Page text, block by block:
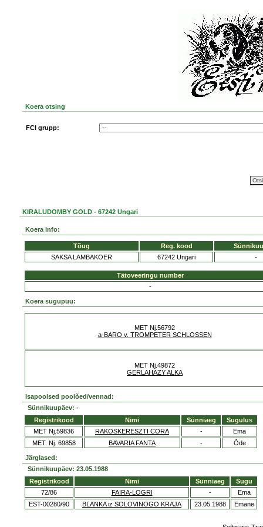
Koera otsing
FCI grupp:
KIRALUDOMBY GOLD - 67242 Ungari
Koera info:
Tõug Reg. kood
SAKSA LAMBAKOER
67242 Ungari -
Tätoveeringu number
-
Koera sugupuu:
MET Nj.56792
a-BARO v. TROMPETER SCHLOSSEN
MET Nj.49872
GERLAHAZY ALKA
Isapoolsed poolõed/vennad:
Sünnikuupäev: -
Registrikood
Nimi Sünniaeg
Sugulus
MET Nj.59836
RAKOSKERESZTI CORA -
Ema
MET. Nj. 69858
BAVARIA FANTA - Õde
Järglased:
Sünnikuupäev: 23.05.1988
Registrikood
Nimi Sünniaeg
Sugu
72/86
FAIRA-LOGRI -
Ema
EST-00280/90
BLANKA iz SOLOVINOGO KRAJA 23.05.1988 Emane